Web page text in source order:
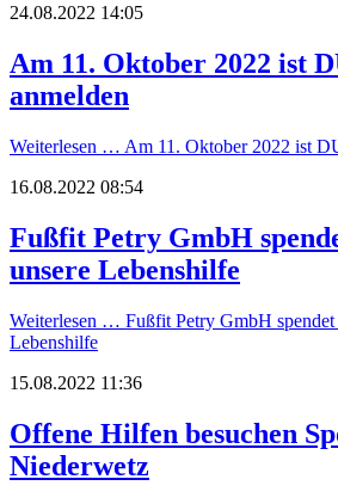
24.08.2022 14:05
Am 11. Oktober 2022 ist
anmelden
Weiterlesen … Am 11. Oktober 2022 ist
16.08.2022 08:54
Fußfit Petry GmbH
unsere Lebenshilfe
Weiterlesen … Fußfit Petry GmbH
Lebenshilfe
15.08.2022 11:36
Offene Hilfen besuchen
Niederwetz